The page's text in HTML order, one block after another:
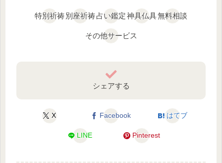
特別祈祷別座祈祷占い鑑定神具仏具無料相談
その他サービス
シェアする
X Facebook はてブ
LINE Pinterest